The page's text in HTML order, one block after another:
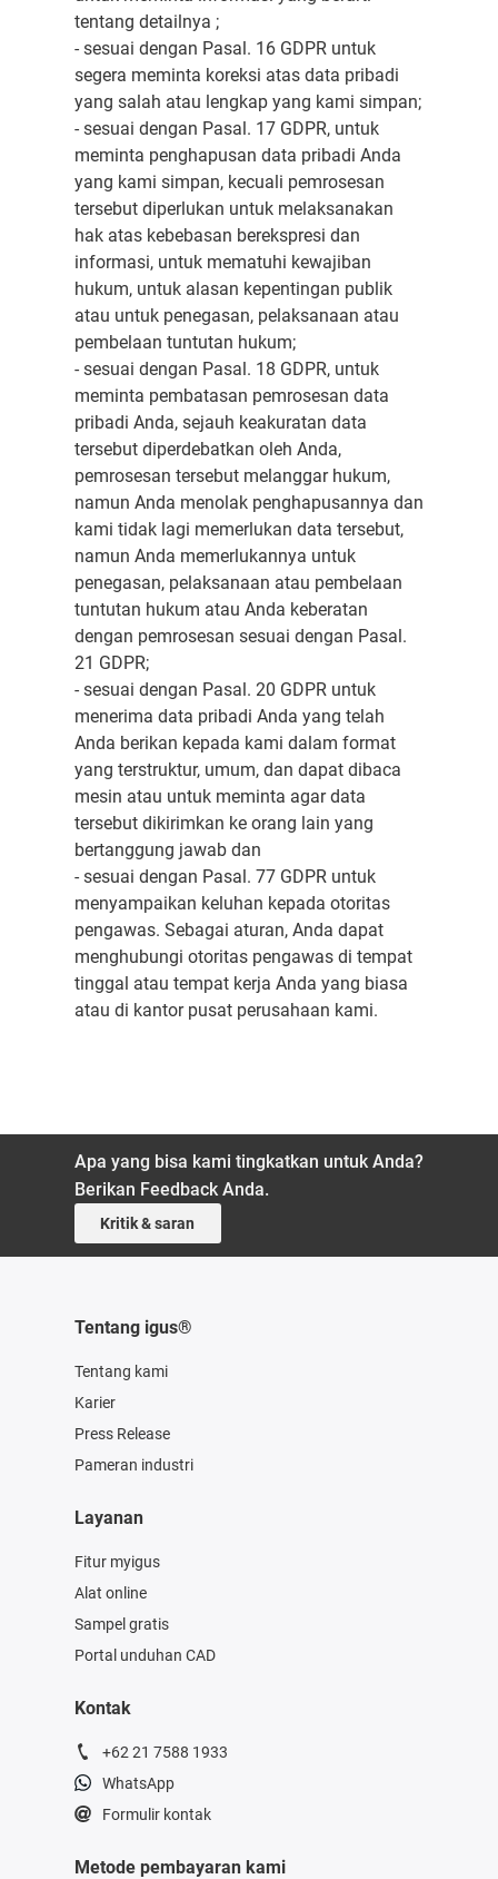
tentang detailnya ;
- sesuai dengan Pasal. 16 GDPR untuk
segera meminta koreksi atas data pribadi
yang salah atau lengkap yang kami simpan;
- sesuai dengan Pasal. 17 GDPR, untuk
meminta penghapusan data pribadi Anda
yang kami simpan, kecuali pemrosesan
tersebut diperlukan untuk melaksanakan
hak atas kebebasan berekspresi dan
informasi, untuk mematuhi kewajiban
hukum, untuk alasan kepentingan publik
atau untuk penegasan, pelaksanaan atau
pembelaan tuntutan hukum;
- sesuai dengan Pasal. 18 GDPR, untuk
meminta pembatasan pemrosesan data
pribadi Anda, sejauh keakuratan data
tersebut diperdebatkan oleh Anda,
pemrosesan tersebut melanggar hukum,
namun Anda menolak penghapusannya dan
kami tidak lagi memerlukan data tersebut,
namun Anda memerlukannya untuk
penegasan, pelaksanaan atau pembelaan
tuntutan hukum atau Anda keberatan
dengan pemrosesan sesuai dengan Pasal.
21 GDPR;
- sesuai dengan Pasal. 20 GDPR untuk
menerima data pribadi Anda yang telah
Anda berikan kepada kami dalam format
yang terstruktur, umum, dan dapat dibaca
mesin atau untuk meminta agar data
tersebut dikirimkan ke orang lain yang
bertanggung jawab dan
- sesuai dengan Pasal. 77 GDPR untuk
menyampaikan keluhan kepada otoritas
pengawas. Sebagai aturan, Anda dapat
menghubungi otoritas pengawas di tempat
tinggal atau tempat kerja Anda yang biasa
atau di kantor pusat perusahaan kami.
Apa yang bisa kami tingkatkan untuk Anda?
Berikan Feedback Anda.
Kritik & saran
Tentang igus®
Tentang kami
Karier
Press Release
Pameran industri
Layanan
Fitur myigus
Alat online
Sampel gratis
Portal unduhan CAD
Kontak
+62 21 7588 1933
WhatsApp
Formulir kontak
Metode pembayaran kami